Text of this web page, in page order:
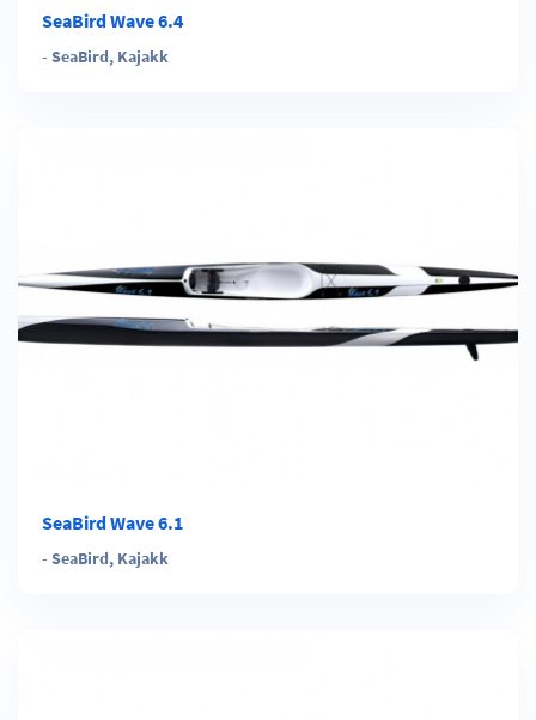
SeaBird Wave 6.4
- SeaBird, Kajakk
SeaBird Wave 6.1
- SeaBird, Kajakk